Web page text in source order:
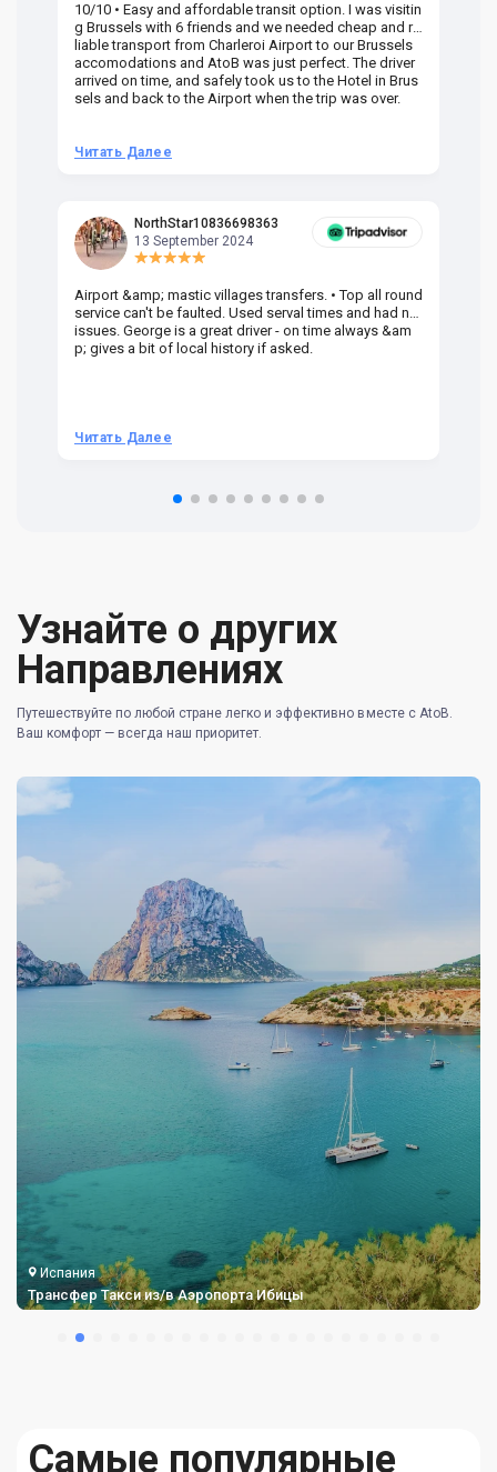
10/10 • Easy and affordable transit option. I was visitin
g Brussels with 6 friends and we needed cheap and re
liable transport from Charleroi Airport to our Brussels
accomodations and AtoB was just perfect. The driver
arrived on time, and safely took us to the Hotel in Brus
sels and back to the Airport when the trip was over.
Читать Далее
NorthStar10836698363
13 September 2024
Airport &amp; mastic villages transfers. • Top all round
service can't be faulted. Used serval times and had no
issues. George is a great driver - on time always &am
p; gives a bit of local history if asked.
Читать Далее
Узнайте о других
Направлениях
Путешествуйте по любой стране легко и эффективно вместе с AtoB.
Ваш комфорт — всегда наш приоритет.
Испания
Трансферы и Такси из Аэропорта Аликанте
Самые популярные